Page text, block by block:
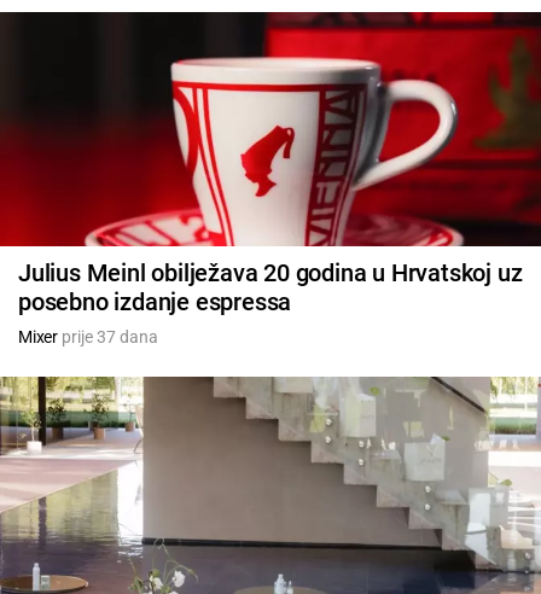
Julius Meinl obilježava 20 godina u Hrvatskoj uz
posebno izdanje espressa
Mixer prije 37 dana